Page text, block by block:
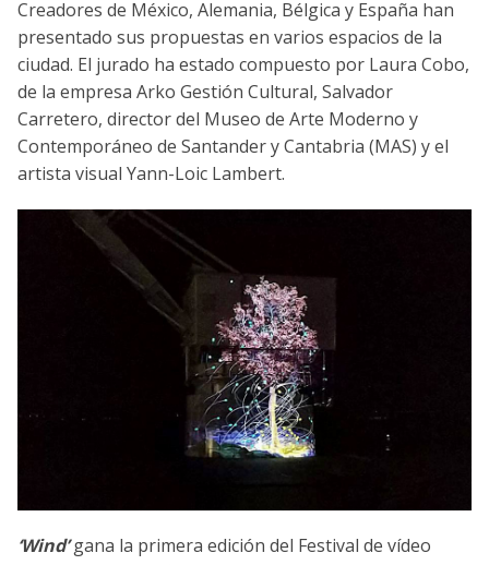
Creadores de México, Alemania, Bélgica y España han
presentado sus propuestas en varios espacios de la
ciudad. El jurado ha estado compuesto por Laura Cobo,
de la empresa Arko Gestión Cultural, Salvador
Carretero, director del Museo de Arte Moderno y
Contemporáneo de Santander y Cantabria (MAS) y el
artista visual Yann-Loic Lambert.
‘Wind’ gana la primera edición del Festival de vídeo